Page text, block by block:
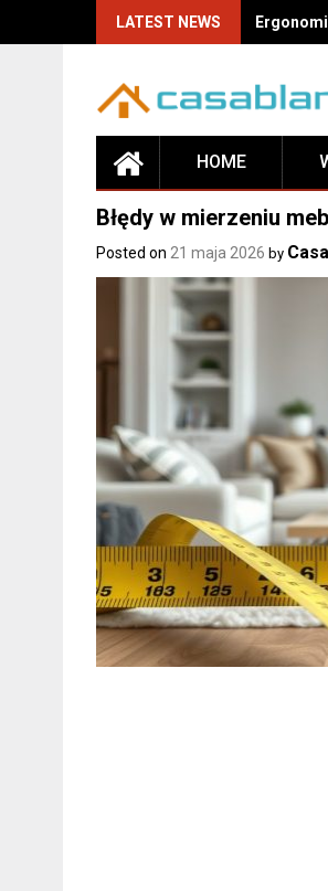
LATEST NEWS
HOME
Błędy w mierzeniu
Posted on 21 maja 2026 by